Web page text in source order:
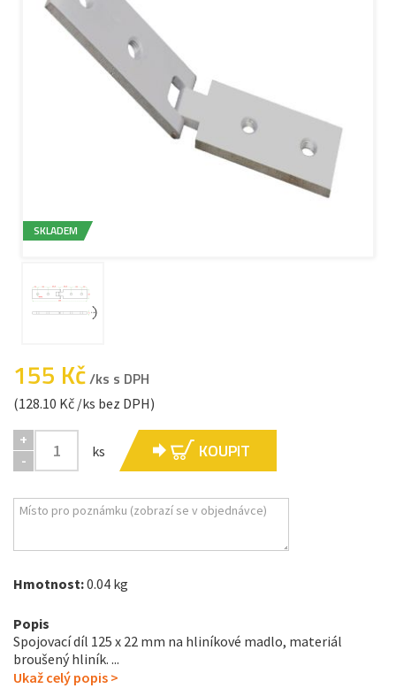
SKLADEM
155 Kč/ks s DPH
(128.10 Kč /ks bez DPH)
+
-
ks KOUPIT
Hmotnost:0.04 kg
Popis
Spojovací díl 125 x 22 mm na hliníkové madlo, materiál
broušený hliník. ...
Ukaž celý popis >